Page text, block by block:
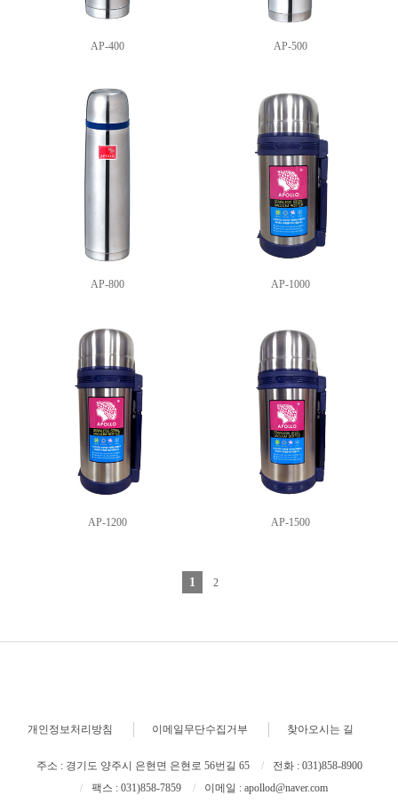
AP-400 AP-500
AP-800 AP-1000
AP-1200 AP-1500
1 2
개인정보처리방침 이메일무단수집거부 찾아오시는 길
주소 : 경기도 양주시 은현면 은현로 56번길 65
전화 : 031)858-8900
팩스 : 031)858-7859
이메일 : apollod@naver.com